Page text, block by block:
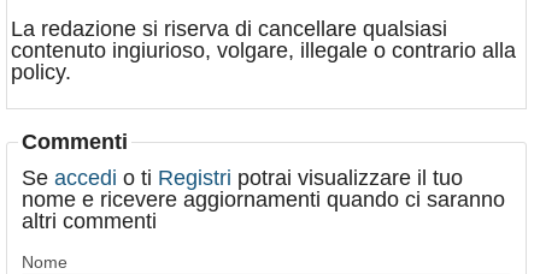
La redazione si riserva di cancellare qualsiasi
contenuto ingiurioso, volgare, illegale o contrario alla
policy.
Commenti
Se accedi o ti Registri potrai visualizzare il tuo
nome e ricevere aggiornamenti quando ci saranno
altri commenti
Nome